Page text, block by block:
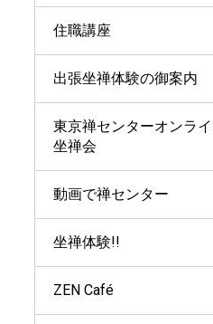
住職講座
出張坐禅体験の御案内
東京禅センターオンラ
坐禅会
動画で禅センター
坐禅体験!!
ZEN Café